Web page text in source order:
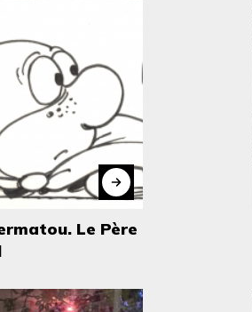
Le Père